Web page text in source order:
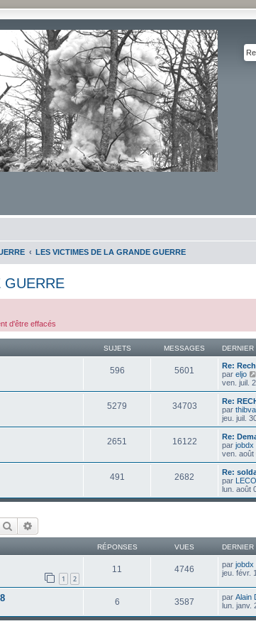
LES VICTIMES DE LA GRANDE GUERRE
GUERRE
d'être effacés
SUJETS MESSAGES
596 5601
Re:
par eljo
ven. juil.
5279 34703
Re:
par
jeu. juil.
2651 16122
Re:
par jobdx
ven. août
491 2682
Re:
par
lun. août
Rechercher
RÉPONSES VUES
1 2
11 4746 par jobdx
jeu. févr.
6 3587 par Alain
lun. janv.